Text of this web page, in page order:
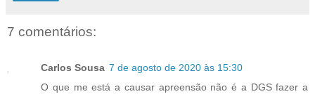
7 comentários:
Carlos Sousa 7 de agosto de 2020 às 15:30
O que me está a causar apreensão não é a DGS fazer a